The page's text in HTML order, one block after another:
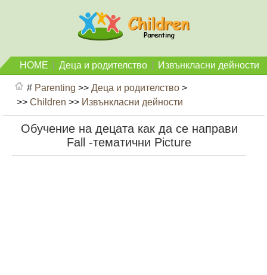
HOME Деца и родителство Извънкласни дейности
# Parenting >>Деца и родителство >
>>Children >> Извънкласни дейности
Обучение на децата как да се направи
Fall -тематични Picture